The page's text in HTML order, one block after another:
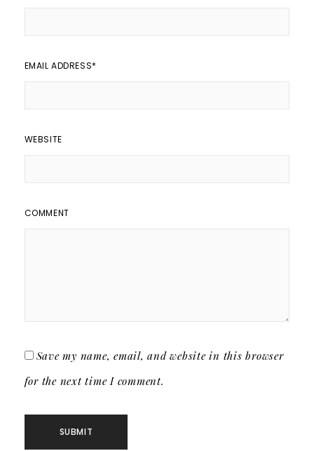
EMAIL ADDRESS*
WEBSITE
COMMENT
Save my name, email, and website in this browser
for the next time I comment.